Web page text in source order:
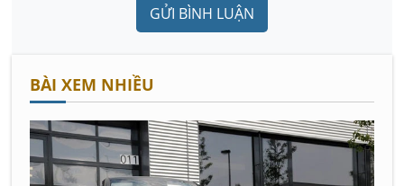
GỬI BÌNH LUẬN
BÀI XEM NHIỀU